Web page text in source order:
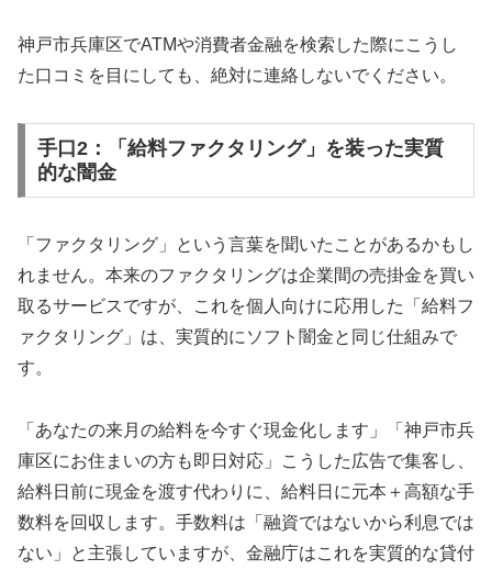
神戸市兵庫区でATMや消費者金融を検索した際にこうし
た口コミを目にしても、絶対に連絡しないでください。
手口2：「給料ファクタリング」を装った実質
的な闇金
「ファクタリング」という言葉を聞いたことがあるかもし
れません。本来のファクタリングは企業間の売掛金を買い
取るサービスですが、これを個人向けに応用した「給料フ
ァクタリング」は、実質的にソフト闇金と同じ仕組みで
す。
「あなたの来月の給料を今すぐ現金化します」「神戸市兵
庫区にお住まいの方も即日対応」こうした広告で集客し、
給料日前に現金を渡す代わりに、給料日に元本＋高額な手
数料を回収します。手数料は「融資ではないから利息では
ない」と主張していますが、金融庁はこれを実質的な貸付